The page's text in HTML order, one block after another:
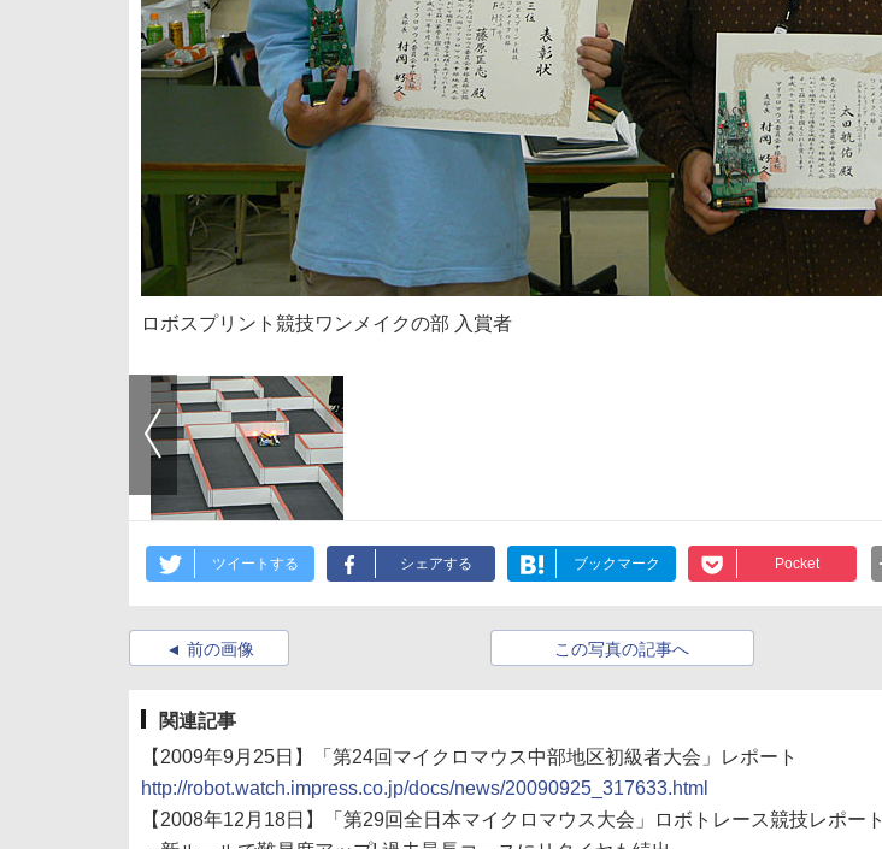
ロボスプリント競技ワンメイクの部 入賞者
ツイートする シェアする ブックマーク Pocket
前の画像 この写真の記事へ
関連記事
【2009年9月25日】「第24回マイクロマウス中部地区初級者大会」レポート
http://robot.watch.impress.co.jp/docs/news/20090925_317633.html
【2008年12月18日】「第29回全日本マイクロマウス大会」ロボトレース競技レポート